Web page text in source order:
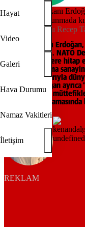
Hayat
Video
Galeri
Hava Durumu
Namaz Vakitleri
İletişim
Cumhurbaşkanı Recep
Cumhurbaşkanı
düzenlenen 36. NATO
müttefik liderlere hitap
başarısı savunma
kapasitesi itibarıyla
kullandı. Erdoğan
üyesi olmayan
açacaktır"
REKLAM